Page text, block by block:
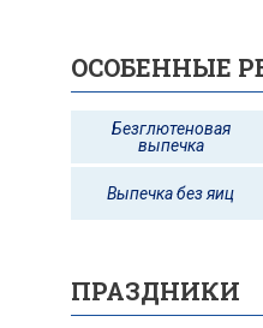
ОСОБЕННЫЕ
Безглютеновая
выпечка
Выпечка без яиц
ПРАЗДНИКИ